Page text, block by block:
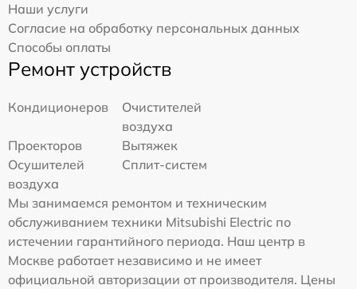
Наши услуги
Согласие на обработку персональных данных
Способы оплаты
Ремонт устройств
Кондиционеров
Очистителей
воздуха
Проекторов
Вытяжек
Осушителей
воздуха
Сплит-систем
Мы занимаемся ремонтом и техническим
обслуживанием техники Mitsubishi Electric по
истечении гарантийного периода. Наш центр в
Москве работает независимо и не имеет
официальной авторизации от производителя. Цены